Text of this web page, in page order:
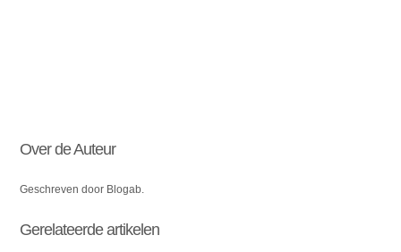
Over de Auteur
Geschreven door Blogab.
Gerelateerde artikelen